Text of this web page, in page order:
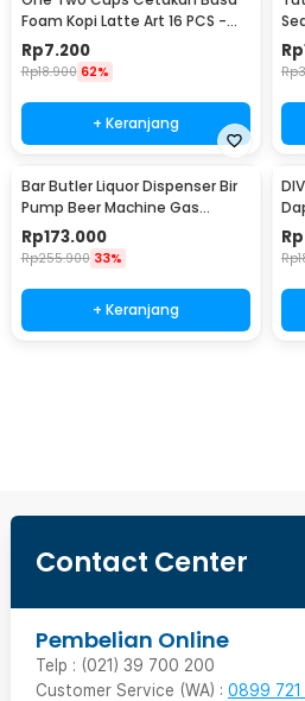
Foam Kopi Latte Art 16 PCS -
JJYE01
Rp7.200
Rp18.900 62%
+ Keranjang
Rp
Rp
Bar Butler Liquor Dispenser Bir
Pump Beer Machine Gas
Station 900ml - P-36
Rp173.000
Rp255.900 33%
+ Keranjang
Rp
Rp
Contact Center
Pembelian Online
Telp : (021) 39 700 200
Customer Service (WA) : 0899